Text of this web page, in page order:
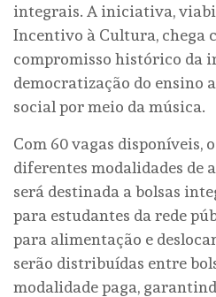
integrais. A iniciativa,
Incentivo à Cultura, chega
compromisso histórico da
democratização do ensino
social por meio da música.
Com 60 vagas disponíveis,
diferentes modalidades de
será destinada a bolsas
para estudantes da rede
para alimentação e
serão distribuídas entre
modalidade paga,